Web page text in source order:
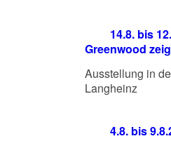
14.8. bis
Greenwood
Ausstellung in
Langheinz
4.8. bis